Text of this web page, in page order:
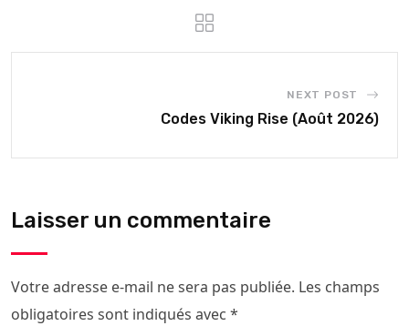
NEXT POST
Codes Viking Rise (Août 2026)
Laisser un commentaire
Votre adresse e-mail ne sera pas publiée. Les champs
obligatoires sont indiqués avec *